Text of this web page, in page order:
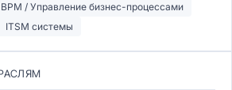
BPM / Управление бизнес-процессами
ITSM системы